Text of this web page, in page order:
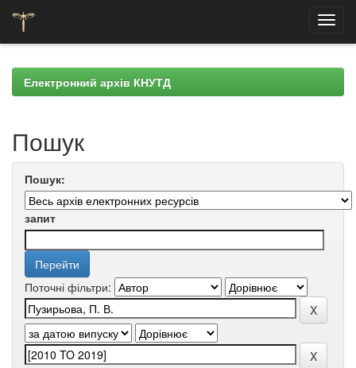
navigationЕлектронний архів КНУТД
Пошук
Пошук:
запит
Поточні фільтри: